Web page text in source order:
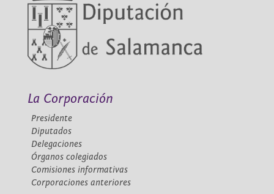
La Corporación
Presidente
Diputados
Delegaciones
Órganos colegiados
Comisiones informativas
Corporaciones anteriores